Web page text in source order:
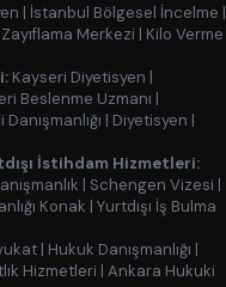
| İstanbul Bölgesel İncelme |
Merkezi | Kilo Verme
Kayseri Diyetisyen |
Beslenme Uzmanı |
| Diyetisyen |
İstihdam Hizmetleri:
| Schengen Vizesi |
Konak | Yurtdışı İş Bulma
| Hukuk Danışmanlığı |
Hizmetleri | Ankara Hukuki